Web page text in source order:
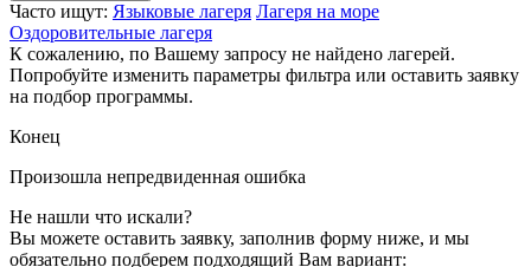
Часто ищут: Языковые лагеря Лагеря на море
Оздоровительные лагеря
К сожалению, по Вашему запросу не найдено лагерей.
Попробуйте изменить параметры фильтра или оставить заявку
на подбор программы.
Конец
Произошла непредвиденная ошибка
Не нашли что искали?
Вы можете оставить заявку, заполнив форму ниже, и мы
обязательно подберем подходящий Вам вариант: